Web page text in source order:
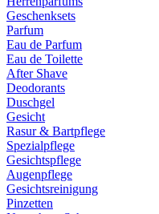
Geschenksets
Parfum
Eau de Parfum
Eau de Toilette
After Shave
Deodorants
Duschgel
Gesicht
Rasur & Bartpflege
Spezialpflege
Gesichtspflege
Augenpflege
Gesichtsreinigung
Pinzetten